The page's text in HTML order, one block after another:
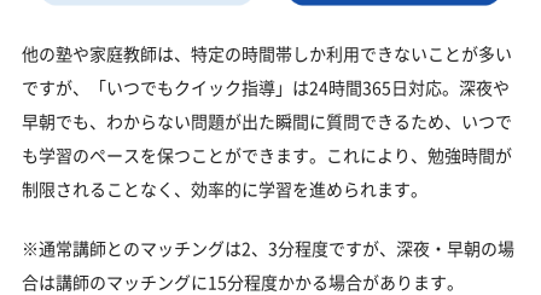
他の塾や家庭教師は、特定の時間帯しか利用できないことが多い
ですが、「いつでもクイック指導」は24時間365日対応。深夜や
早朝でも、わからない問題が出た瞬間に質問できるため、いつで
も学習のペースを保つことができます。これにより、勉強時間が
制限されることなく、効率的に学習を進められます。
※通常講師とのマッチングは2、3分程度ですが、深夜・早朝の場
合は講師のマッチングに15分程度かかる場合があります。